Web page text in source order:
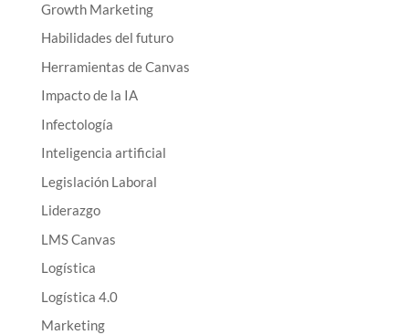
Growth Marketing
Habilidades del futuro
Herramientas de Canvas
Impacto de la IA
Infectología
Inteligencia artificial
Legislación Laboral
Liderazgo
LMS Canvas
Logística
Logística 4.0
Marketing